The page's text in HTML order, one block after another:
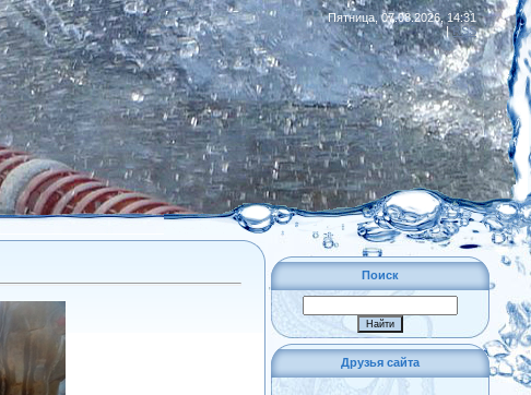
Пятница, 07.08.2026, 14:31
|RSS
Поиск
Друзья сайта